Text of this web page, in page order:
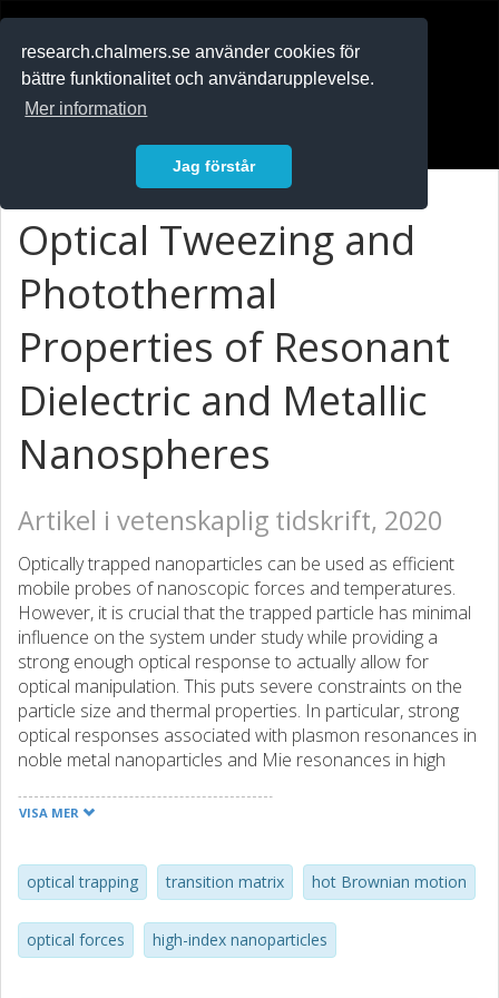
research.chalmers.se använder cookies för
bättre funktionalitet och användarupplevelse.
Mer information
Jag förstår
Optical Tweezing and
Photothermal
Properties of Resonant
Dielectric and Metallic
Nanospheres
Artikel i vetenskaplig tidskrift, 2020
Optically trapped nanoparticles can be used as efficient
mobile probes of nanoscopic forces and temperatures.
However, it is crucial that the trapped particle has minimal
influence on the system under study while providing a
strong enough optical response to actually allow for
optical manipulation. This puts severe constraints on the
particle size and thermal properties. In particular, strong
optical responses associated with plasmon resonances in
noble metal nanoparticles and Mie resonances in high
stability through enhanced radiation pressure forces and
photothermal properties for nanospheres composed of
the best (Ag) and most widely used (Au) plasmonic
materials as well as for crystalline and amorphous Si, the
prototypic high-index dielectric, using polystyrene as a low-
VISA MER
optical trapping transition matrix hot Brownian motion
optical forces high-index nanoparticles